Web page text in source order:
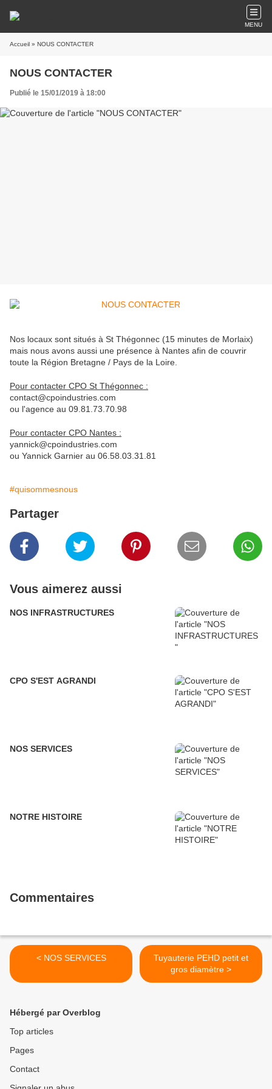
MENU
Accueil » NOUS CONTACTER
NOUS CONTACTER
Publié le 15/01/2019 à 18:00
Nos locaux sont situés à St Thégonnec (15 minutes de Morlaix)
mais nous avons aussi une présence à Nantes afin de couvrir
toute la Région Bretagne / Pays de la Loire.
Pour contacter CPO St Thégonnec :
contact@cpoindustries.com
ou l'agence au 09.81.73.70.98
Pour contacter CPO Nantes :
yannick@cpoindustries.com
ou Yannick Garnier au 06.58.03.31.81
#quisommesnous
Partager
Vous aimerez aussi
NOS INFRASTRUCTURES
CPO S'EST AGRANDI
NOS SERVICES
NOTRE HISTOIRE
Commentaires
< NOS SERVICES
Tuyauterie PEHD petit et
gros diamètre >
Hébergé par Overblog
Top articles
Pages
Contact